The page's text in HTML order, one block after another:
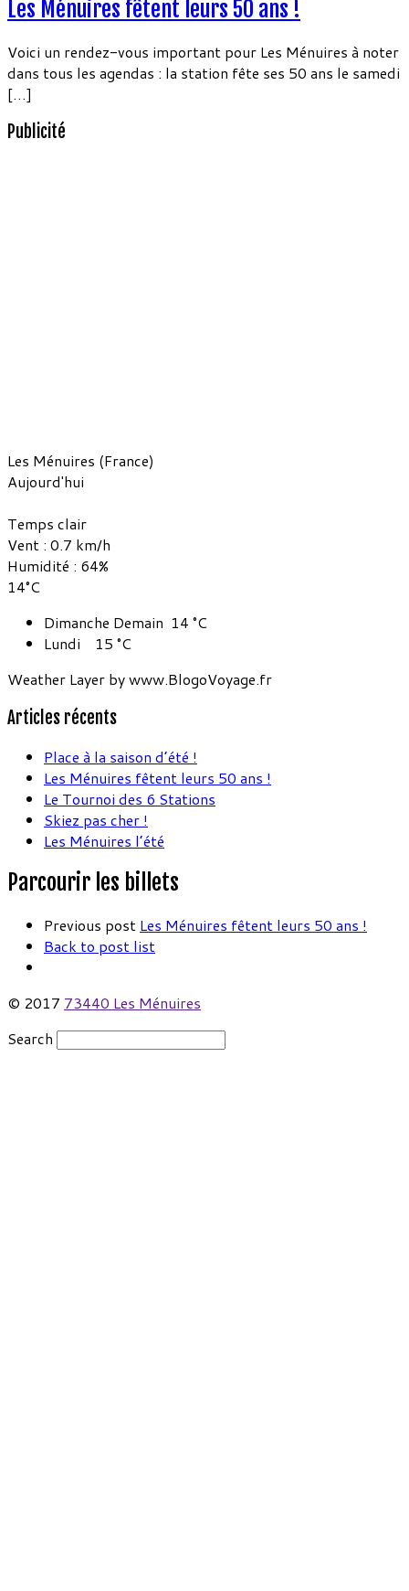
Les Ménuires fêtent leurs 50 ans !
Voici un rendez-vous important pour Les Ménuires à noter
dans tous les agendas : la station fête ses 50 ans le samedi
[…]
Publicité
Les Ménuires (France)
Aujourd'hui
Temps clair
Vent : 0.7 km/h
Humidité : 64%
14°C
Dimanche Demain 14 °C
Lundi
15 °C
Weather Layer by www.BlogoVoyage.fr
Articles récents
Place à la saison d’été !
Les Ménuires fêtent leurs 50 ans !
Le Tournoi des 6 Stations
Skiez pas cher !
Les Ménuires l’été
Parcourir les billets
Previous post Les Ménuires fêtent leurs 50 ans !
Back to post list
© 2017 73440 Les Ménuires
Search